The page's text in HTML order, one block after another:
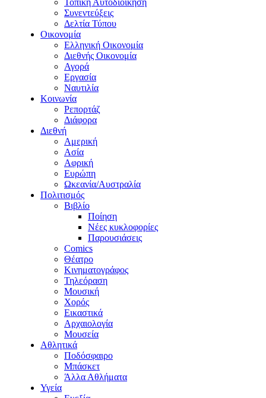
Τοπική Αυτοδιοίκηση
Συνεντεύξεις
Δελτία Τύπου
Οικονομία
Ελληνική Οικονομία
Διεθνής Οικονομία
Αγορά
Εργασία
Ναυτιλία
Κοινωνία
Ρεπορτάζ
Διάφορα
Διεθνή
Αμερική
Ασία
Αφρική
Ευρώπη
Ωκεανία/Αυστραλία
Πολιτισμός
Βιβλίο
Ποίηση
Νέες κυκλοφορίες
Παρουσιάσεις
Comics
Θέατρο
Κινηματογράφος
Τηλεόραση
Μουσική
Χορός
Εικαστικά
Αρχαιολογία
Μουσεία
Αθλητικά
Ποδόσφαιρο
Μπάσκετ
Άλλα Αθλήματα
Υγεία